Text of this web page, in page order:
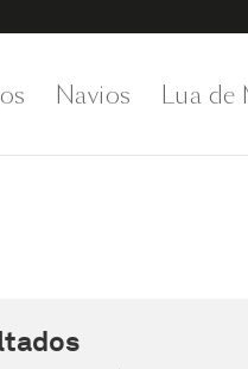
Navios Lua de